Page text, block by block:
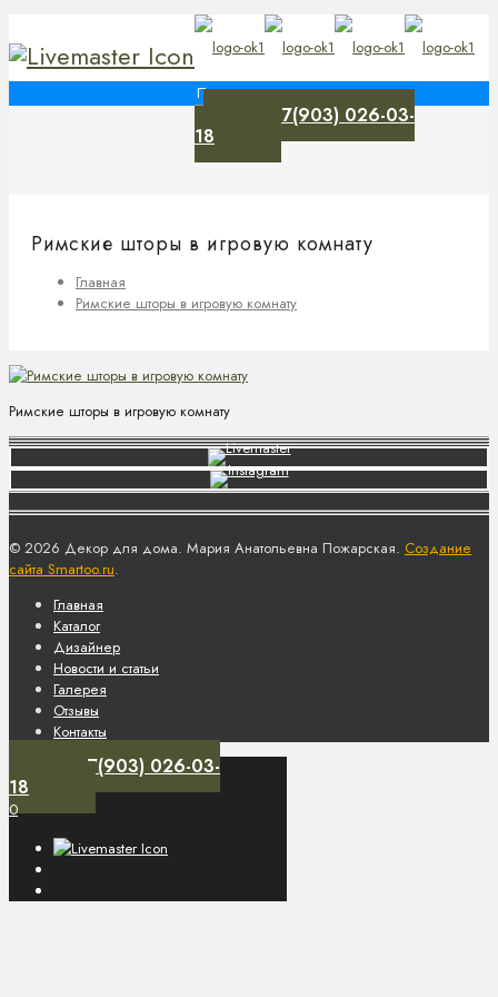
+7(903) 026-03-
18
Римские шторы в игровую комнату
Главная
Римские шторы в игровую комнату
Римские шторы в игровую комнату
© 2026 Декор для дома. Мария Анатольевна Пожарская. Создание
сайта Smartoo.ru.
Главная
Каталог
Дизайнер
Новости и статьи
Галерея
Отзывы
Контакты
+7(903) 026-03-
18
0